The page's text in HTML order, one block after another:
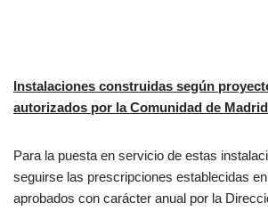
Instalaciones construidas según
autorizados por la Comunidad de Madrid
Para la puesta en servicio de estas
seguirse las prescripciones establecidas
aprobados con carácter anual por la